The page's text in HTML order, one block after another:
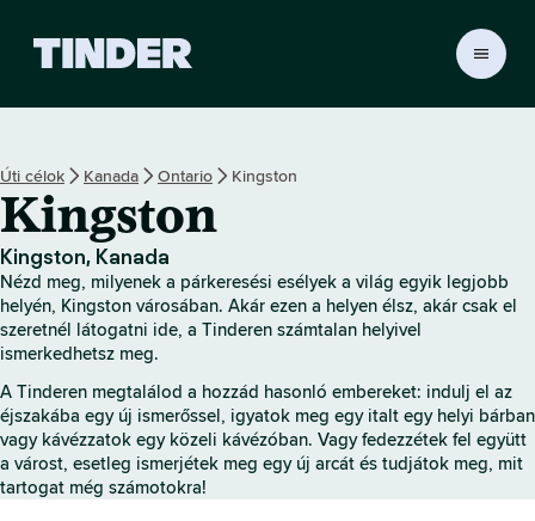
r
K
e
d
ő
o
a
l
Úti célok Kanada Ontario Kingston
Kingston
Kingston, Kanada
Nézd meg, milyenek a párkeresési esélyek a világ egyik legjobb
helyén, Kingston városában. Akár ezen a helyen élsz, akár csak el
szeretnél látogatni ide, a Tinderen számtalan helyivel
ismerkedhetsz meg.
A Tinderen megtalálod a hozzád hasonló embereket: indulj el az
éjszakába egy új ismerőssel, igyatok meg egy italt egy helyi bárban
vagy kávézzatok egy közeli kávézóban. Vagy fedezzétek fel együtt
a várost, esetleg ismerjétek meg egy új arcát és tudjátok meg, mit
tartogat még számotokra!